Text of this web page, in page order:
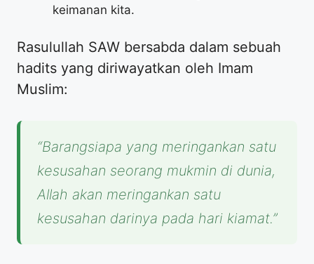
keimanan kita.
​Rasulullah SAW bersabda dalam sebuah
hadits yang diriwayatkan oleh Imam
Muslim:
“Barangsiapa yang meringankan satu
kesusahan seorang mukmin di dunia,
Allah akan meringankan satu
kesusahan darinya pada hari kiamat.”